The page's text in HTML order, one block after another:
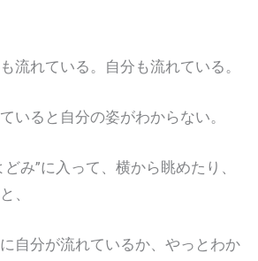
ている。自分も流れている。
と自分の姿がわからない。
”に入って、横から眺めたり、
、
分が流れているか、やっとわか